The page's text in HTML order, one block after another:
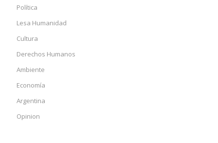
Política
Lesa Humanidad
Cultura
Derechos Humanos
Ambiente
Economía
Argentina
Opinion